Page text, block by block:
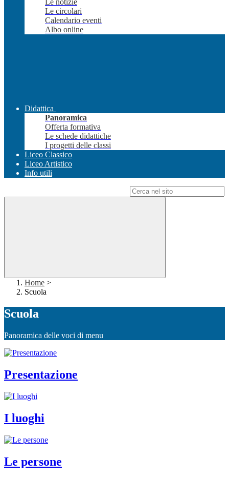
Le notizie
Le circolari
Calendario eventi
Albo online
Didattica
Panoramica
Offerta formativa
Le schede didattiche
I progetti delle classi
Liceo Classico
Liceo Artistico
Info utili
Home >
Scuola
Scuola
Panoramica delle voci di menu
Presentazione
I luoghi
Le persone